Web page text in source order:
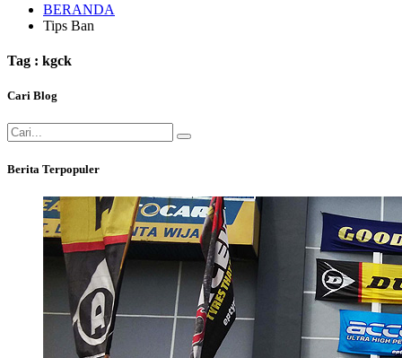
BERANDA
Tips Ban
Tag : kgck
Cari Blog
Berita Terpopuler